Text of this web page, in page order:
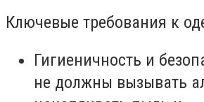
Ключевые требования к
Гигиеничность и
не должны вызывать